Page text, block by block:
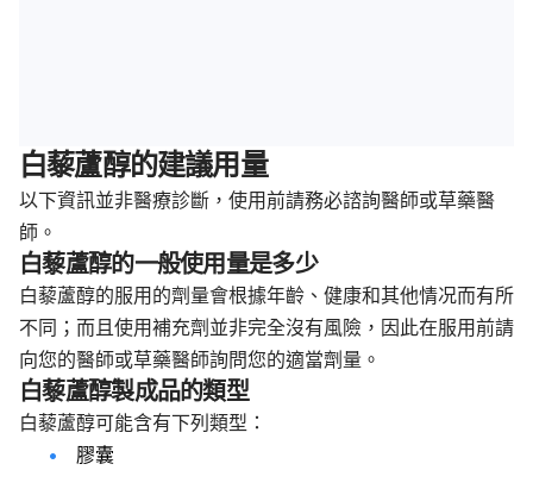
白藜蘆醇的建議用量
以下資訊並非醫療診斷，使用前請務必諮詢醫師或草藥醫
師。
白藜蘆醇的一般使用量是多少
白藜蘆醇的服用的劑量會根據年齡、健康和其他情况而有所
不同；而且使用補充劑並非完全沒有風險，因此在服用前請
向您的醫師或草藥醫師詢問您的適當劑量。
白藜蘆醇製成品的類型
白藜蘆醇可能含有下列類型：
膠囊